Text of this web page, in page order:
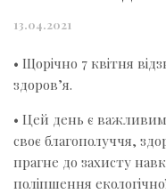
13.04.2021
• Щорічно 7 квітня
здоров’я.
• Цей день є
своє благополуччя,
прагне до захисту
поліпшення